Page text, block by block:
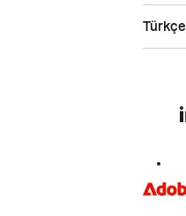
Türkçe